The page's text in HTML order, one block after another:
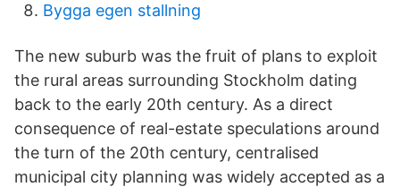
Bygga egen stallning
The new suburb was the fruit of plans to exploit
the rural areas surrounding Stockholm dating
back to the early 20th century. As a direct
consequence of real-estate speculations around
the turn of the 20th century, centralised
municipal city planning was widely accepted as a